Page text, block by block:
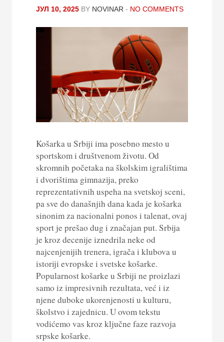
ЈУЛ 10, 2025 BY NOVINAR - NO COMMENTS
Košarka u Srbiji ima posebno mesto u
sportskom i društvenom životu. Od
skromnih početaka na školskim igralištima
i dvorištima gimnazija, preko
reprezentativnih uspeha na svetskoj sceni,
pa sve do današnjih dana kada je košarka
sinonim za nacionalni ponos i talenat, ovaj
sport je prešao dug i značajan put. Srbija
je kroz decenije iznedrila neke od
najcenjenijih trenera, igrača i klubova u
istoriji evropske i svetske košarke.
Popularnost košarke u Srbiji ne proizlazi
samo iz impresivnih rezultata, već i iz
njene duboke ukorenjenosti u kulturu,
školstvo i zajednicu. U ovom tekstu
vodićemo vas kroz ključne faze razvoja
srpske košarke.